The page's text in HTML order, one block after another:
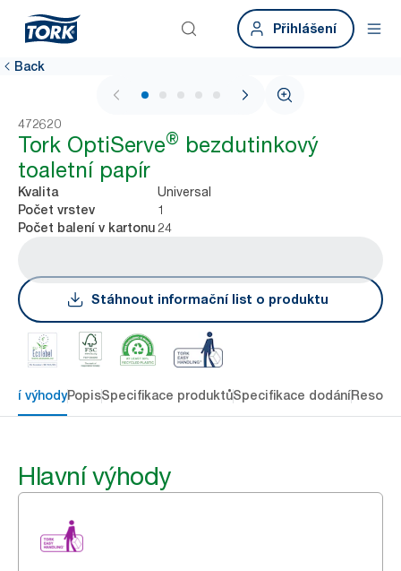
Přihlášení
Back
1 / 5
472620
Tork OptiServe® bezdutinkový
toaletní papír
Kvalita Universal
Počet vrstev 1
Počet balení v kartonu 24
Stáhnout informační list o produktu
výhodyPopisSpecifikace produktůSpecifikace dodání
Hlavní výhody